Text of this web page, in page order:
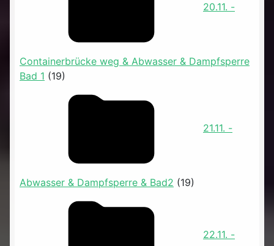
20.11. -
Containerbrücke weg & Abwasser & Dampfsperre
Bad 1 (19)
21.11. -
Abwasser & Dampfsperre & Bad2 (19)
22.11. -